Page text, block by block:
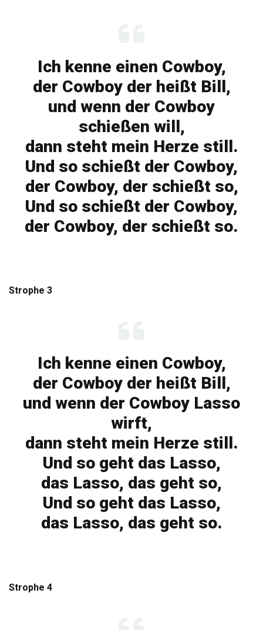
Ich kenne einen Cowboy,
der Cowboy der heißt Bill,
und wenn der Cowboy
schießen will,
dann steht mein Herze still.
Und so schießt der Cowboy,
der Cowboy, der schießt so,
Und so schießt der Cowboy,
der Cowboy, der schießt so.
Strophe 3
Ich kenne einen Cowboy,
der Cowboy der heißt Bill,
und wenn der Cowboy Lasso
wirft,
dann steht mein Herze still.
Und so geht das Lasso,
das Lasso, das geht so,
Und so geht das Lasso,
das Lasso, das geht so.
Strophe 4